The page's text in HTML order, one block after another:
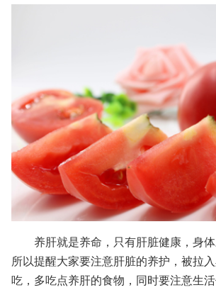
养肝就是养命，只有肝脏健康，身
所以提醒大家要注意肝脏的养护，被拉
吃，多吃点养肝的食物，同时要注意生